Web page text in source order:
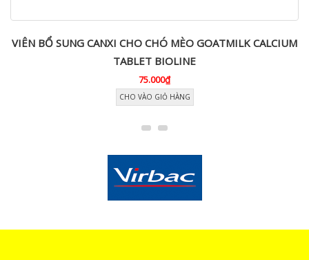
VIÊN BỔ SUNG CANXI CHO CHÓ MÈO GOATMILK CALCIUM
TABLET BIOLINE
75.000₫
CHO VÀO GIỎ HÀNG